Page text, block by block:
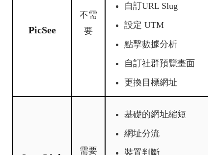
PicSee
不需
要
自訂URL Slug
設定 UTM
點擊數據分析
自訂社群預覽畫面
更換目標網址
需要
基礎的網址縮短
網址分流
裝置判斷